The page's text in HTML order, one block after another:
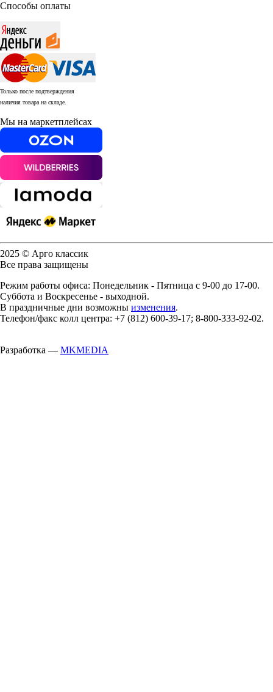
Способы оплаты
Только после подтверждения
наличия товара на складе.
Мы на маркетплейсах
2025 © Арго классик
Все права защищены
Режим работы офиса: Понедельник - Пятница с 9-00 до 17-00.
Суббота и Воскресенье - выходной.
В праздничные дни возможны изменения.
Телефон/факс колл центра: +7 (812) 600-39-17; 8-800-333-92-02.
Разработка — MKMEDIA